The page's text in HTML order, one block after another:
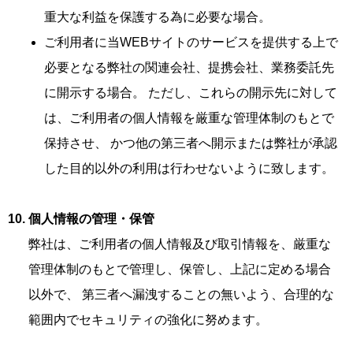
重大な利益を保護する為に必要な場合。
ご利用者に当WEBサイトのサービスを提供する上で
必要となる弊社の関連会社、提携会社、業務委託先
に開示する場合。 ただし、これらの開示先に対して
は、ご利用者の個人情報を厳重な管理体制のもとで
保持させ、 かつ他の第三者へ開示または弊社が承認
した目的以外の利用は行わせないように致します。
個人情報の管理・保管
弊社は、ご利用者の個人情報及び取引情報を、厳重な
管理体制のもとで管理し、保管し、上記に定める場合
以外で、 第三者へ漏洩することの無いよう、合理的な
範囲内でセキュリティの強化に努めます。